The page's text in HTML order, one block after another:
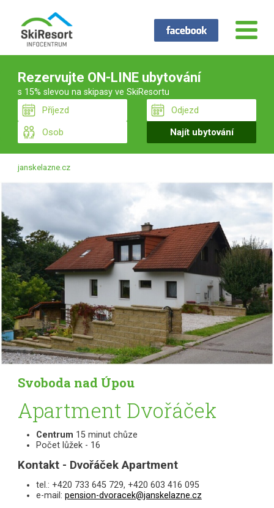
Rezervujte ON-LINE ubytování
s 15% slevou na skipasy ve SkiResortu
janskelazne.cz
Svoboda nad Úpou
Apartment Dvořáček
Centrum 15 minut chůze
Počet lůžek - 16
Kontakt - Dvořáček Apartment
tel.: +420 733 645 729, +420 603 416 095
e-mail: pension-dvoracek@janskelazne.cz